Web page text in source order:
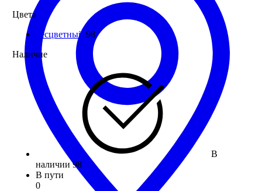
Цвета
бесцветный 98
Наличие
В
наличии 98
В пути
0